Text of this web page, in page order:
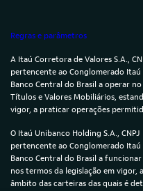
Regras e parâmetros
A Itaú Corretora de Valores S.A.,
pertencente ao Conglomerado
Banco Central do Brasil a operar
Títulos e Valores Mobiliários,
vigor, a praticar operações
O Itaú Unibanco Holding S.A.,
pertencente ao Conglomerado
Banco Central do Brasil a
nos termos da legislação em
âmbito das carteiras das quais é